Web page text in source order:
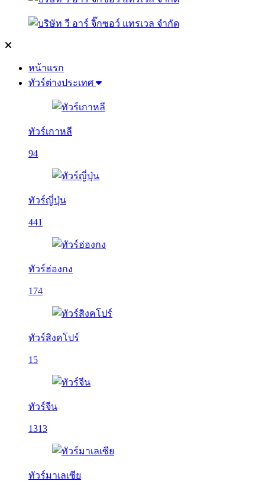
หน้าแรก
ทัวร์ต่างประเทศ
ทัวร์เกาหลี
94
ทัวร์ญี่ปุ่น
441
ทัวร์ฮ่องกง
174
ทัวร์สิงคโปร์
15
ทัวร์จีน
1313
ทัวร์มาเลเซีย